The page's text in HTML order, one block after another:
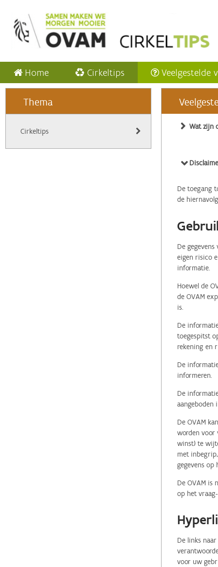
Home Cirkeltips Veelgestelde
Thema
Cirkeltips
Wat zijn
De toegang
de
De
eigen risico
informatie.
Hoewel de
de OVAM
is.
De
toegespitst
rekening en
De
informeren.
De
aangeboden
De OVAM
worden voor
winst) te
met
gegevens
De OVAM is
op het
De links
voor uw